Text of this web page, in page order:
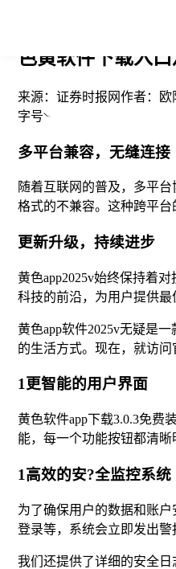
色黄软件下载入
来源： 证券时报网作者： 欧
字号
多平台兼容，无缝连接
随着互联网的普及，多平
格式的不兼容。这种跨平台
更新升级，持续进步
黄色app2025v始终保持着
科技的前沿，为用户提供最
黄色app软件2025v无疑是
的生活方式。现在，就访问
1更智能的用户界面
黄色软件app下载3.0.3免费
能，每一个功能按钮都清
1高效的安?全监控系统
为了确保用户的数据和账
登录等，系统会立即发出警
我们还提供了详细的安全日